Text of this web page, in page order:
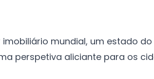
mundial, um estado
perspetiva aliciante para os